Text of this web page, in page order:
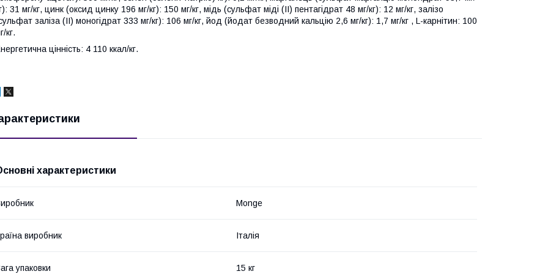
31 мг/кг, цинк (оксид цинку 196 мг/кг): 150 мг/кг, мідь (сульфат міді (II) пентагідрат 48 мг/кг): 12 мг/кг, залізо
заліза (II) моногідрат 333 мг/кг): 106 мг/кг, йод (йодат безводний кальцію 2,6 мг/кг): 1,7 мг/кг , L-карнітин: 100
кг.
цінність: 4 110 ккал/кг.
характеристики
Monge
виробник Італія
упаковки 15 кг